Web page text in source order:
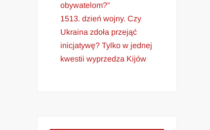
obywatelom?”
1513. dzień wojny. Czy
Ukraina zdoła przejąć
inicjatywę? Tylko w jednej
kwestii wyprzedza Kijów